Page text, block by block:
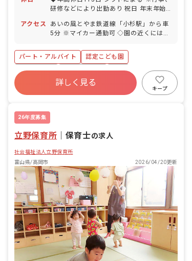
研修などにより出勤あり 祝日 年末年始
アクセス
あいの風とやま鉄道線「小杉駅」から車
5分 ※マイカー通勤可 ◇園の近くにはお
充実しています。
パート・アルバイト
認定こども園
ブランクOK
社会保険完備
有給
昇給昇進あり
車通勤可
詳しく見る
キープ
26年度募集
立野保育所 保育士の求人
社会福祉法人立野保育所
富山県/高岡市
2026/04/20更新